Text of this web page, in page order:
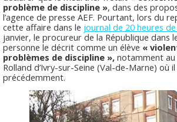
problème de discipline », dans des
l’agence de presse AEF. Pourtant, lors du
cette affaire dans le journal de 20 heures
janvier, le procureur de la République dans
personne le décrit comme un élève «
problèmes de discipline », notamment au
Rolland d’Ivry-sur-Seine (Val-de-Marne) où
précédemment.